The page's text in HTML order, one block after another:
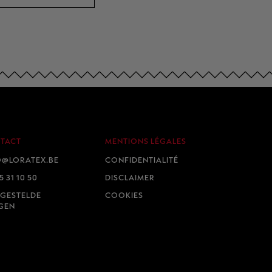
31 10 50
MENTIONS LÉGALES
CONFIDENTIALITÉ
DISCLAIMER
COOKIES